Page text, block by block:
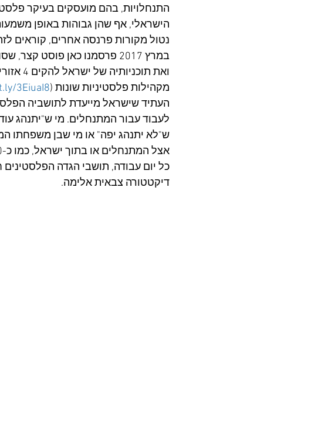
התנחלויות, בהם מועסקים בעיקר
הישראלי, אף שהן גבוהות באופן
נטול מקורות פרנסה אחרים, קוראים
במרץ 2017 פרסמנו כאן פוסט
ואת
מקהילות פלסטיניות שונות (3EiuaI8
העתיד שישראל מייעדת לתושביה
לעבוד עבור המתנחלים. מי ש"יתנהג
ש"לא יתנהג יפה" או מי שבן משפחתו
כל יום עבודה, תושבי הגדה הפלסטינים
דיקטטורה צבאית אלימה.